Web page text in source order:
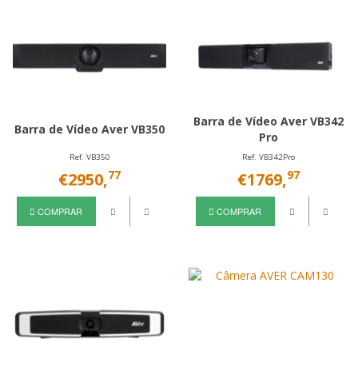
Barra de Vídeo Aver VB350
Ref. VB350
€2950,77
COMPRAR
Barra de Vídeo Aver VB342
Pro
Ref. VB342Pro
€1769,97
COMPRAR